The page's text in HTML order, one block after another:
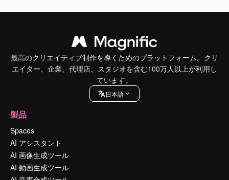
最高のクリエイティブ制作を導くためのプラットフォーム。クリ
エイター、企業、代理店、スタジオを含む100万人以上が利用し
ています。
日本語
製品
Spaces
AI アシスタント
AI 画像生成ツール
AI 動画生成ツール